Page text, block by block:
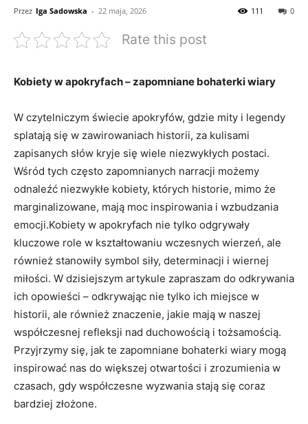
Przez Iga Sadowska - 22 maja, 2026 0
111
Rate this post
Kobiety w⁢ apokryfach – zapomniane bohaterki wiary
W czytelniczym świecie​ apokryfów, gdzie mity i⁣ legendy
‍splatają się⁤ w zawirowaniach historii, za kulisami
zapisanych słów kryje się wiele niezwykłych ‌postaci.
Wśród tych często zapomnianych narracji możemy
odnaleźć niezwykłe kobiety, których historie, ⁣mimo że
marginalizowane, mają moc inspirowania i wzbudzania
emocji.Kobiety w apokryfach nie tylko odgrywały
kluczowe⁣ role w kształtowaniu wczesnych wierzeń, ale​
również stanowiły symbol siły, determinacji i wiernej
⁤miłości. W dzisiejszym artykule zapraszam do odkrywania
ich opowieści – ⁢odkrywając nie tylko ich​ miejsce w
historii, ale również znaczenie, jakie mają w naszej
współczesnej refleksji nad duchowością i tożsamością.
Przyjrzymy się, jak te zapomniane bohaterki wiary mogą
inspirować nas do większej otwartości i zrozumienia w
czasach, gdy współczesne wyzwania stają się ⁣coraz
bardziej złożone.